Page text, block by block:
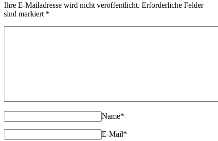
Ihre E-Mailadresse wird nicht veröffentlicht. Erforderliche Felder
sind markiert *
Name*
E-Mail*